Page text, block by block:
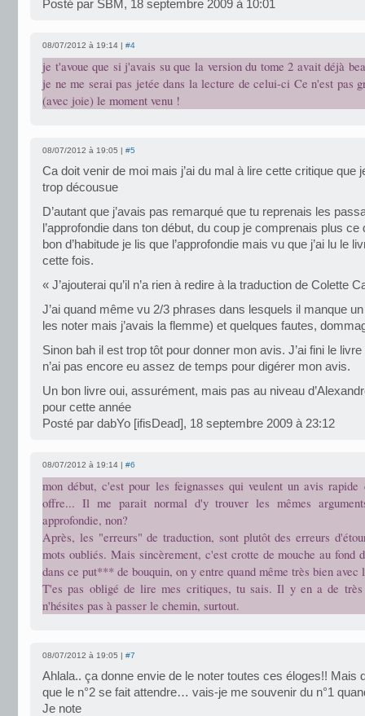
Posté par SBM, 18 septembre 2009 à 10:01
08/07/2012 à 19:14 | #4
je t'avoue que si j'avais su que la version du tome 2 avait déjà
je ne me serai pas jetée dans la lecture de celui-ci Ce n'est pas
(avec joie) le moment venu !
08/07/2012 à 19:05 | #5
Ca doit venir de moi mais j’ai du mal à lire cette critique que
trop décousue
D’autant que j’avais pas remarqué que tu reprenais les
l’approfondie dans ton début, du coup je comprenais plus ce
bon d’habitude je lis que l’approfondie mais vu que j’ai lu le
cette fois.
« J’ajouterai qu’il n’a rien à redire à la traduction de Colette
J’ai quand même vu 2/3 phrases dans lesquels il manque un
les noter mais j’avais la flemme) et quelques fautes,
Sinon bah il est trop tôt pour donner mon avis. J’ai fini le
n’ai pas encore eu assez de temps pour digérer mon avis.
Un bon livre oui, assurément, mais pas au niveau
pour cette année
Posté par dabYo [ifisDead], 18 septembre 2009 à 23:12
08/07/2012 à 19:14 | #6
mon début, c'est pour les feignasses qui veulent un avis
offre... Il me parait normal d'y trouver les mêmes
approfondie, non?
Après, les "erreurs" de traduction, sont plutôt des erreurs
mots oubliés. Mais sincèrement, c'est crotte de mouche au fond
dans ce put*** de bouquin, on y entre quand même très bien avec
T'es pas obligé de lire mes critiques, tu sais. Il y en a de très
n'hésites pas à passer le chemin, surtout.
08/07/2012 à 19:05 | #7
Ahlala.. ça donne envie de le noter toutes ces éloges!! Mais
que le n°2 se fait attendre… vais-je me souvenir du n°1
Je note